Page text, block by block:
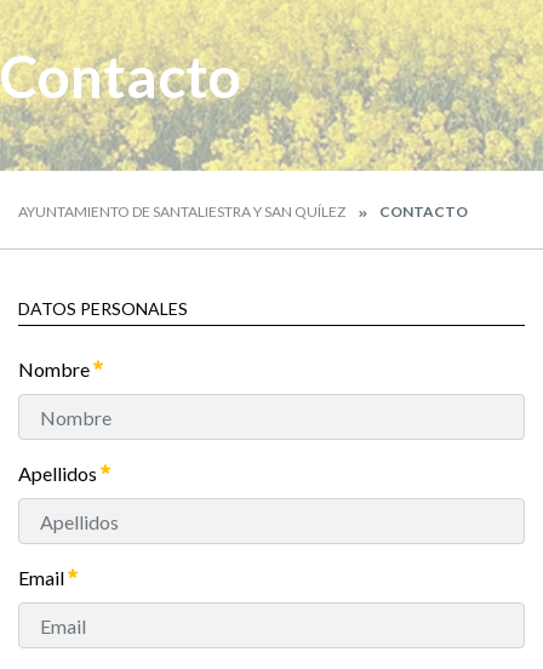
Contacto
AYUNTAMIENTO DE SANTALIESTRA Y SAN QUÍLEZ CONTACTO
DATOS PERSONALES
Nombre
Apellidos
Email